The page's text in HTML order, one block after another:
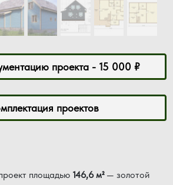
проекта - 15 000 ₽
проектов
площадью 146,6 м²— золотой